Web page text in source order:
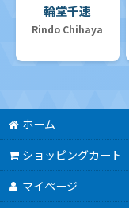
輪堂千速
Rindo Chihaya
ホーム
ショッピングカート
マイページ